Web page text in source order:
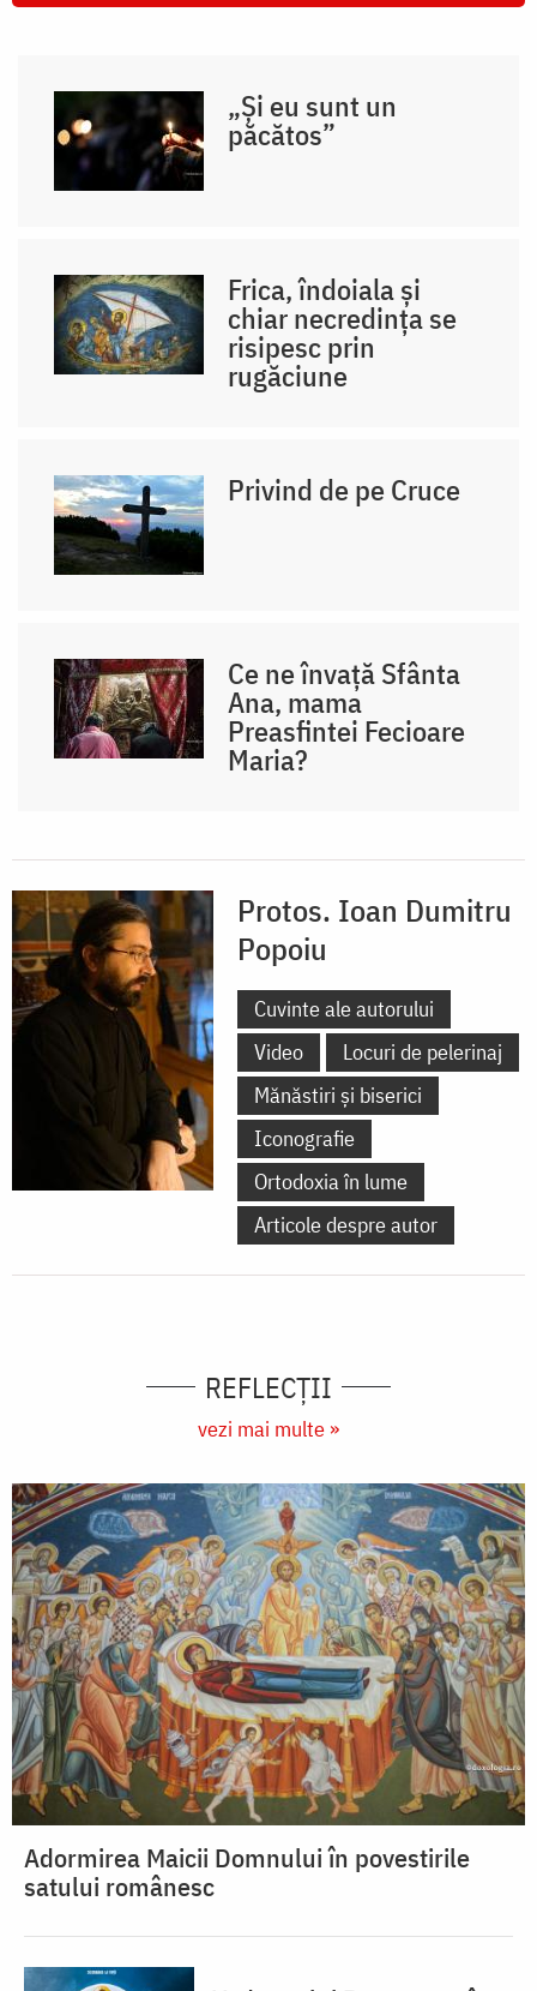
„Și eu sunt un
păcătos”
Frica, îndoiala și
chiar necredința se
risipesc prin
rugăciune
Privind de pe Cruce
Ce ne învață Sfânta
Ana, mama
Preasfintei Fecioare
Maria?
Protos. Ioan Dumitru
Popoiu
Cuvinte ale autorului
Video
Locuri de pelerinaj
Mănăstiri și biserici
Iconografie
Ortodoxia în lume
Articole despre autor
REFLECȚII
vezi mai multe »
Adormirea Maicii Domnului în povestirile
satului românesc